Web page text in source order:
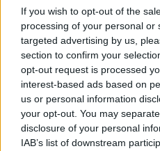
If you wish to opt-out of the
processing of your personal or
targeted advertising by us,
section to confirm your
opt-out request is processed
interest-based ads based on
us or personal information
your opt-out. You may
disclosure of your personal
IAB’s list of downstream
Gramsh, tre zjarre nën
kontroll pas ndërhyrjes në
terrene të vështira